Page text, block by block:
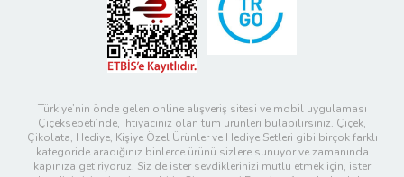
Türkiye’nin önde gelen online alışveriş sitesi ve mobil uygulaması
Çiçeksepeti’nde, ihtiyacınız olan tüm ürünleri bulabilirsiniz. Çiçek,
Çikolata, Hediye, Kişiye Özel Ürünler ve Hediye Setleri gibi birçok farklı
kategoride aradığınız binlerce ürünü sizlere sunuyor ve zamanında
kapınıza getiriyoruz! Siz de ister sevdiklerinizi mutlu etmek için, ister